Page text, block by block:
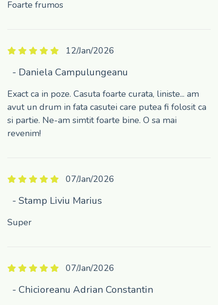
Foarte frumos
12/Jan/2026
- Daniela Campulungeanu
Exact ca in poze. Casuta foarte curata, liniste... am
avut un drum in fata casutei care putea fi folosit ca
si partie. Ne-am simtit foarte bine. O sa mai
revenim!
07/Jan/2026
- Stamp Liviu Marius
Super
07/Jan/2026
- Chicioreanu Adrian Constantin